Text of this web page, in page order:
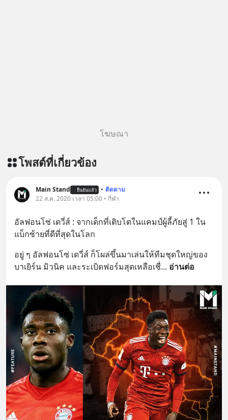
โฆษณา
โพสต์ที่เกี่ยวข้อง
Main Stand ยืนยันแล้ว • ติดตาม
22 ส.ค. 2020 เวลา 05:00 • กีฬา
อัลฟอนโซ่ เดวี่ส์ : จากเด็กที่เติบโตในแคมป์ผู้ลี้ภัยสู่ 1 ใน
แบ็กซ้ายที่ดีที่สุดในโลก
อยู่ ๆ อัลฟอนโซ่ เดวี่ส์ ก็โผล่ขึ้นมาเล่นให้ทีมชุดใหญ่ของ
บาเยิร์น มิวนิค และระเบิดฟอร์มสุดเหลือเชื่... อ่านต่อ